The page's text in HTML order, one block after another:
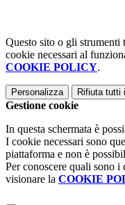
Questo sito o gli strumenti
cookie necessari al
COOKIE POLICY.
Personalizza Rifiuta tutti
Gestione cookie
In questa schermata è
I cookie necessari sono
piattaforma e non è
Per conoscere quali sono i
visionare la COOKIE